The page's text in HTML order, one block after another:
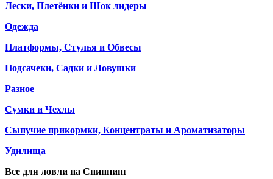
Лески, Плетёнки и Шок лидеры
Одежда
Платформы, Стулья и Обвесы
Подсачеки, Садки и Ловушки
Разное
Сумки и Чехлы
Сыпучие прикормки, Концентраты и Ароматизаторы
Удилища
Все для ловли на Спиннинг